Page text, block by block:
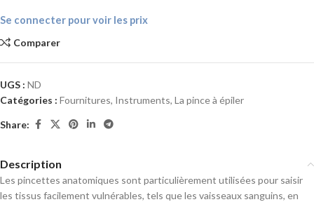
Se connecter pour voir les prix
Comparer
UGS : ND
Catégories : Fournitures, Instruments, La pince à épiler
Share:
Description
Les pincettes anatomiques sont particulièrement utilisées pour saisir
les tissus facilement vulnérables, tels que les vaisseaux sanguins, en